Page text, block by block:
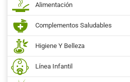
Alimentación
Complementos Saludables
Higiene Y Belleza
Línea Infantil